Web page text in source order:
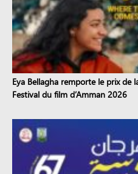
Eya Bellagha remporte le prix de
Festival du film d’Amman 2026